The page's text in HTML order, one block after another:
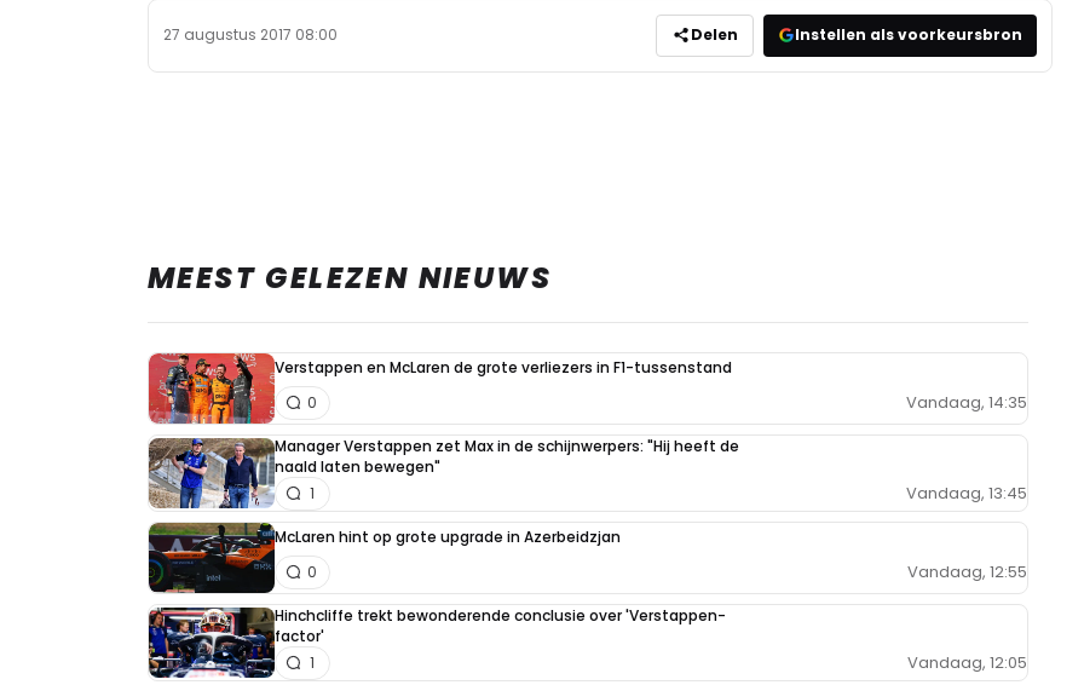
27 augustus 2017 08:00 Delen Instellen als voorkeursbron
MEEST GELEZEN NIEUWS
Verstappen en McLaren de grote verliezers in F1-tussenstand
Vandaag, 14:35
0
Manager Verstappen zet Max in de schijnwerpers: "Hij heeft de
naald laten bewegen"
Vandaag, 13:45
1
McLaren hint op grote upgrade in Azerbeidzjan
Vandaag, 12:55
0
Hinchcliffe trekt bewonderende conclusie over 'Verstappen-
factor'
Vandaag, 12:05
1